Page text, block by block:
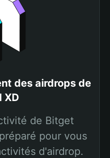
des airdrops de
XD
de Bitget
pour vous
d'airdrop.